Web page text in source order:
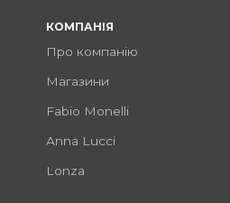
КОМПАНІЯ
Про компанію
Магазини
Fabio Monelli
Anna Lucci
Lonza